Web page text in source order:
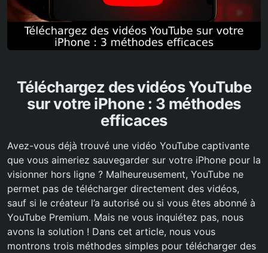
Téléchargez des vidéos YouTube
sur votre iPhone : 3 méthodes
efficaces
Avez-vous déjà trouvé une vidéo YouTube captivante
que vous aimeriez sauvegarder sur votre iPhone pour la
visionner hors ligne ? Malheureusement, YouTube ne
permet pas de télécharger directement des vidéos,
sauf si le créateur l’a autorisé ou si vous êtes abonné à
YouTube Premium. Mais ne vous inquiétez pas, nous
avons la solution ! Dans cet article, nous vous
montrons trois méthodes simples pour télécharger des